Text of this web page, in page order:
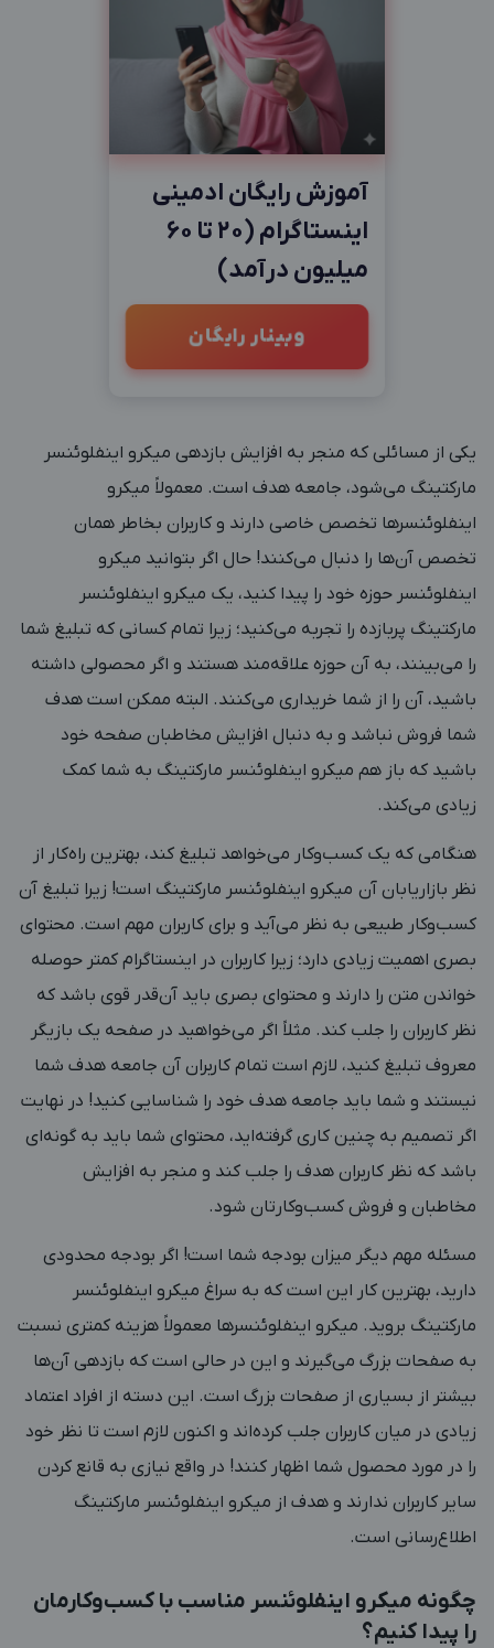
آموزش رایگان ادمینی
اینستاگرام (20 تا 60
میلیون درآمد)
وبینار رایگان
یکی از مسائلی که منجر به افزایش بازدهی میکرو اینفلوئنسر
مارکتینگ می‌شود، جامعه هدف است. معمولاً میکرو
اینفلوئنسرها تخصص خاصی دارند و کاربران بخاطر همان
تخصص آن‌ها را دنبال می‌کنند! حال اگر بتوانید میکرو
اینفلوئنسر حوزه خود را پیدا کنید، یک میکرو اینفلوئنسر
مارکتینگ پربازده را تجربه می‌کنید؛ زیرا تمام کسانی که تبلیغ شما
را می‌بینند، به آن حوزه علاقه‌مند هستند و اگر محصولی داشته
باشید، آن را از شما خریداری می‌کنند. البته ممکن است هدف
شما فروش نباشد و به دنبال افزایش مخاطبان صفحه خود
باشید که باز هم میکرو اینفلوئنسر مارکتینگ به شما کمک
زیادی می‌کند.
هنگامی که یک کسب‌وکار می‌خواهد تبلیغ کند، بهترین راه‌کار از
نظر بازاریابان آن میکرو اینفلوئنسر مارکتینگ است! زیرا تبلیغ آن
کسب‌وکار طبیعی به نظر می‌آید و برای کاربران مهم است. محتوای
بصری اهمیت زیادی دارد؛ زیرا کاربران در اینستاگرام کمتر حوصله
خواندن متن را دارند و محتوای بصری باید آن‌قدر قوی باشد که
نظر کاربران را جلب کند. مثلاً اگر می‌خواهید در صفحه یک بازیگر
معروف تبلیغ کنید، لازم است تمام کاربران آن جامعه هدف شما
نیستند و شما باید جامعه هدف خود را شناسایی کنید! در نهایت
اگر تصمیم به چنین کاری گرفته‌اید، محتوای شما باید به گونه‌ای
باشد که نظر کاربران هدف را جلب کند و منجر به افزایش
مخاطبان و فروش کسب‌وکارتان شود.
مسئله مهم دیگر میزان بودجه شما است! اگر بودجه محدودی
دارید، بهترین کار این است که به سراغ میکرو اینفلوئنسر
مارکتینگ بروید. میکرو اینفلوئنسرها معمولاً هزینه کمتری نسبت
به صفحات بزرگ می‌گیرند و این در حالی است که بازدهی آن‌ها
بیشتر از بسیاری از صفحات بزرگ است. این دسته از افراد اعتماد
زیادی در میان کاربران جلب کرده‌اند و اکنون لازم است تا نظر خود
را در مورد محصول شما اظهار کنند! در واقع نیازی به قانع کردن
سایر کاربران ندارند و هدف از میکرو اینفلوئنسر مارکتینگ
اطلاع‌رسانی است.
چگونه میکرو اینفلوئنسر مناسب با کسب‌وکارمان
را پیدا کنیم؟